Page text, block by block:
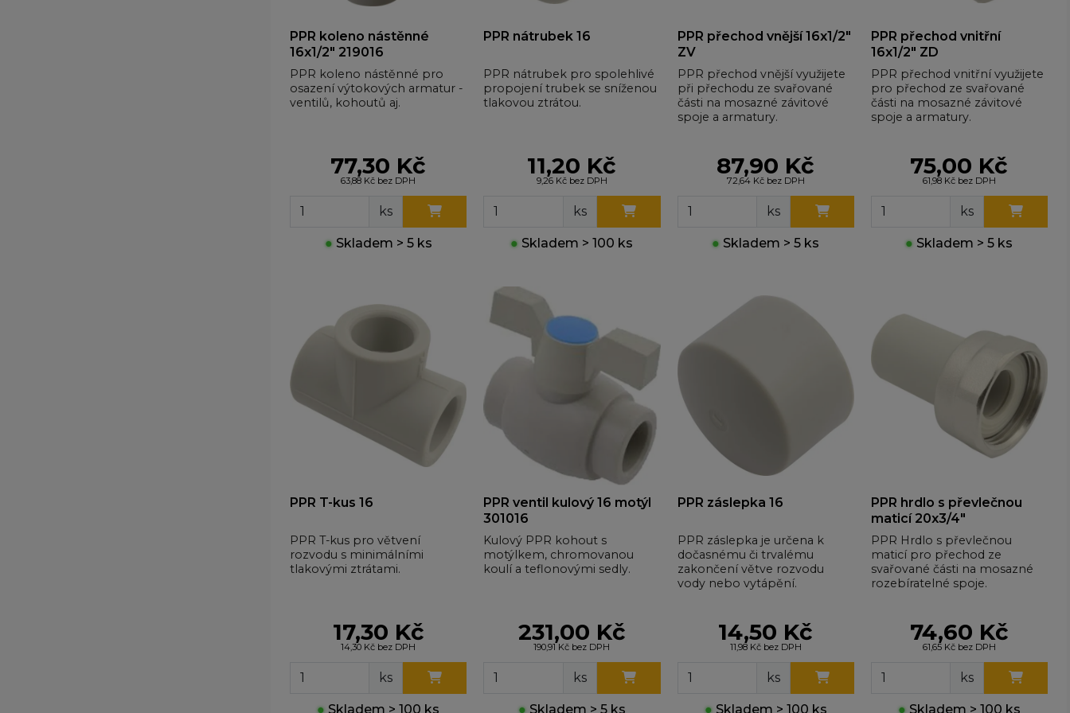
PPR koleno nástěnné
16x1/2" 219016
PPR koleno nástěnné pro
osazení výtokových armatur -
ventilů, kohoutů aj.
77,30 Kč
63,88 Kč bez DPH
ks
● Skladem > 5 ks
PPR nátrubek 16
PPR nátrubek pro spolehlivé
propojení trubek se sníženou
tlakovou ztrátou.
11,20 Kč
9,26 Kč bez DPH
ks
● Skladem > 100 ks
PPR přechod vnější 16x1/2"
ZV
PPR přechod vnější využijete
při přechodu ze svařované
části na mosazné závitové
spoje a armatury.
87,90 Kč
72,64 Kč bez DPH
ks
● Skladem > 5 ks
PPR přechod vnitřní
16x1/2" ZD
PPR přechod vnitřní využijete
pro přechod ze svařované
části na mosazné závitové
spoje a armatury.
75,00 Kč
61,98 Kč bez DPH
ks
● Skladem > 5 ks
PPR T-kus 16
PPR T-kus pro větvení
rozvodu s minimálními
tlakovými ztrátami.
17,30 Kč
14,30 Kč bez DPH
ks
● Skladem > 100 ks
PPR ventil kulový 16 motýl
301016
Kulový PPR kohout s
motýlkem, chromovanou
koulí a teflonovými sedly.
231,00 Kč
190,91 Kč bez DPH
ks
● Skladem > 5 ks
PPR záslepka 16
PPR záslepka je určena k
dočasnému či trvalému
zakončení větve rozvodu
vody nebo vytápění.
14,50 Kč
11,98 Kč bez DPH
ks
● Skladem > 100 ks
PPR hrdlo s převlečnou
maticí 20x3/4"
PPR Hrdlo s převlečnou
maticí pro přechod ze
svařované části na mosazné
rozebíratelné spoje.
74,60 Kč
61,65 Kč bez DPH
ks
● Skladem > 100 ks